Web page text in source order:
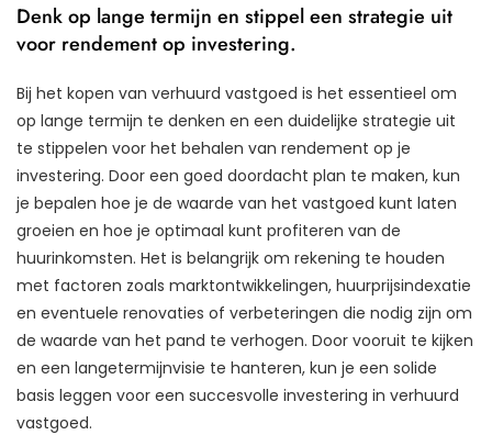
Denk op lange termijn en stippel een strategie uit
voor rendement op investering.
Bij het kopen van verhuurd vastgoed is het essentieel om
op lange termijn te denken en een duidelijke strategie uit
te stippelen voor het behalen van rendement op je
investering. Door een goed doordacht plan te maken, kun
je bepalen hoe je de waarde van het vastgoed kunt laten
groeien en hoe je optimaal kunt profiteren van de
huurinkomsten. Het is belangrijk om rekening te houden
met factoren zoals marktontwikkelingen, huurprijsindexatie
en eventuele renovaties of verbeteringen die nodig zijn om
de waarde van het pand te verhogen. Door vooruit te kijken
en een langetermijnvisie te hanteren, kun je een solide
basis leggen voor een succesvolle investering in verhuurd
vastgoed.